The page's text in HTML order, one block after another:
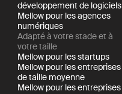
développement de logiciels
Mellow pour les agences
numériques
Adapté à votre stade et à
votre taille
Mellow pour les startups
Mellow pour les entreprises
de taille moyenne
Mellow pour les entreprises